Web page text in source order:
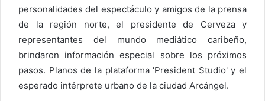
n
c
o
personalidades del espectáculo y amigos de la prensa
de la región norte, el presidente de Cerveza y
representantes del mundo mediático caribeño,
brindaron información especial sobre los próximos
pasos. Planos de la plataforma 'President Studio' y el
esperado intérprete urbano de la ciudad Arcángel.